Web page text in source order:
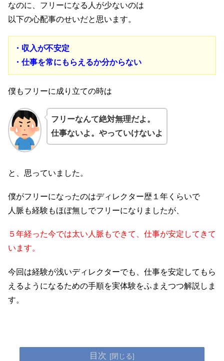
なのに、フリーになる人が少ないのは
以下の心配事のせいだと思います。
・収入が不安定
・仕事を常にもらえるか分からない
僕もフリーに成り立ての時は
フリーなんて絶対無理だよ。
仕事ないよ。やっていけないよ
と、思っていました。
僕がフリーになったのはディレクター歴１年くらいで
人脈も経験もほぼ無しでフリーになりましたが、
５年経った今では太い人脈もできて、仕事が安定してきて
います。
今回は経験が浅いディレクターでも、仕事を安定してもら
えるようになるための手順を実体験をふまえつつ解説しま
す。
目次